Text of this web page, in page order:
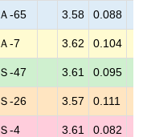
Ａ-65 3.58 0.088
Ａ-7 3.62 0.104
Ｓ-47 3.61 0.095
Ｓ-26 3.57 0.111
Ｓ-4 3.61 0.082